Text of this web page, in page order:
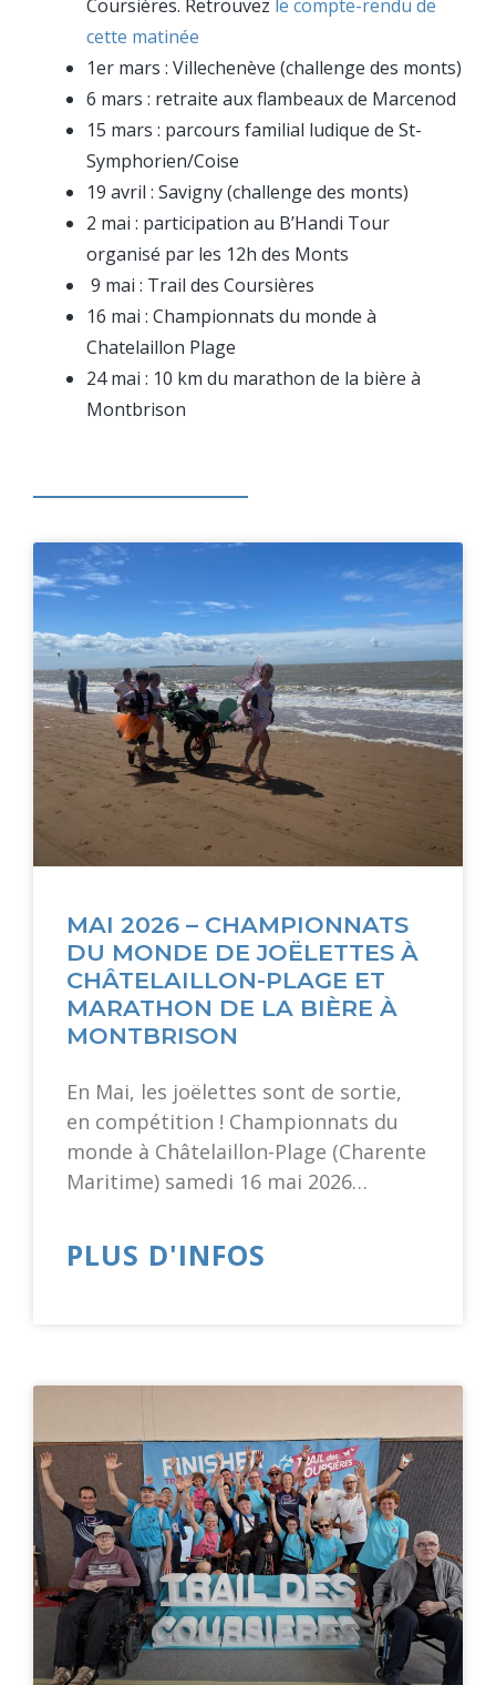
Coursières. Retrouvez le compte-rendu de
cette matinée
1er mars : Villechenève (challenge des monts)
6 mars : retraite aux flambeaux de Marcenod
15 mars : parcours familial ludique de St-
Symphorien/Coise
19 avril : Savigny (challenge des monts)
2 mai : participation au B’Handi Tour
organisé par les 12h des Monts
9 mai : Trail des Coursières
16 mai : Championnats du monde à
Chatelaillon Plage
24 mai : 10 km du marathon de la bière à
Montbrison
MAI 2026 – CHAMPIONNATS
DU MONDE DE JOËLETTES À
CHÂTELAILLON-PLAGE ET
MARATHON DE LA BIÈRE À
MONTBRISON
En Mai, les joëlettes sont de sortie,
en compétition ! Championnats du
monde à Châtelaillon-Plage (Charente
Maritime) samedi 16 mai 2026…
PLUS D'INFOS